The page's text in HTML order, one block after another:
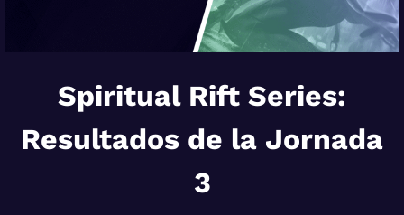
Spiritual Rift Series:
Resultados de la Jornada
3